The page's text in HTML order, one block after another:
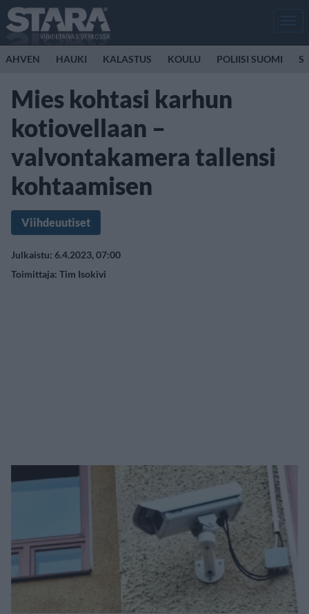
AHVEN HAUKI KALASTUS KOULU POLIISI SUOMI
Mies kohtasi karhun
kotiovellaan –
valvontakamera tallensi
kohtaamisen
Viihdeuutiset
Julkaistu: 6.4.2023, 07:00
Toimittaja: Tim Isokivi